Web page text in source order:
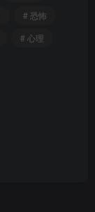
# 恐怖
# 心理